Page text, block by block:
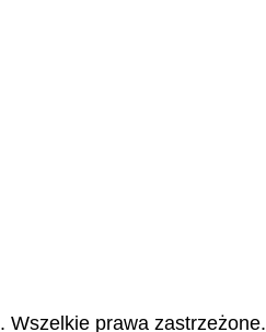
. Wszelkie prawa zastrzeżone.